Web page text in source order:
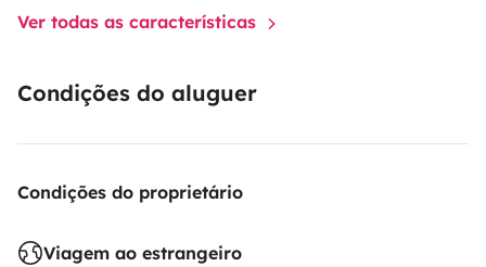
Ver todas as características
Condições do aluguer
Condições do proprietário
Viagem ao estrangeiro